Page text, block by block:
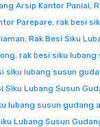
Arsip Kantor Paniai,
Parepare, rak besi
, Rak Besi Siku
, rak besi siku
siku lubang susun
Siku Lubang Susun
lubang susun gudang
Lubang Susun